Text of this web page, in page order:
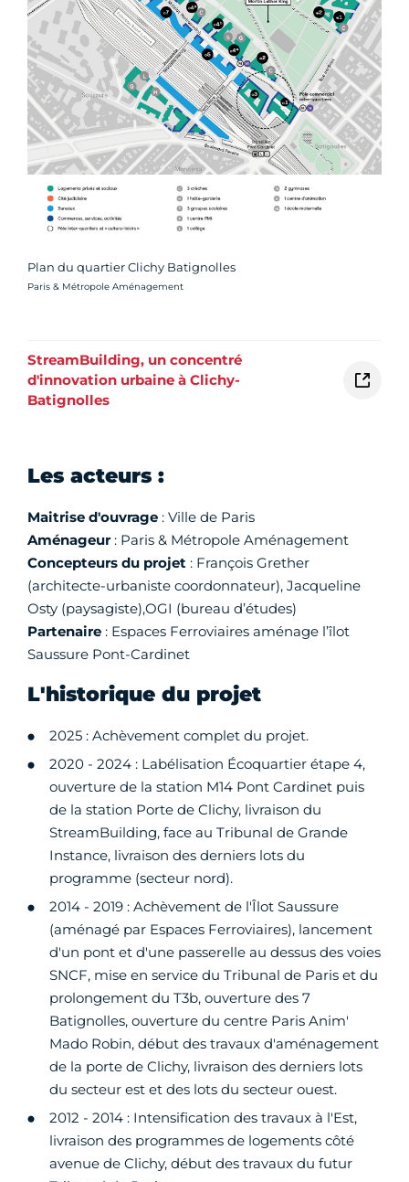
Plan du quartier Clichy Batignolles
Crédit photo :
Paris & Métropole Aménagement
StreamBuilding, un concentré
d'innovation urbaine à Clichy-
Batignolles
Les acteurs :
Maitrise d'ouvrage : Ville de Paris
Aménageur : Paris & Métropole Aménagement
Concepteurs du projet : François Grether
(architecte-urbaniste coordonnateur), Jacqueline
Osty (paysagiste),OGI (bureau d’études)
Partenaire : Espaces Ferroviaires aménage l’îlot
Saussure Pont-Cardinet
L'historique du projet
2025 : Achèvement complet du projet.
2020 - 2024 : Labélisation Écoquartier étape 4,
ouverture de la station M14 Pont Cardinet puis
de la station Porte de Clichy, livraison du
StreamBuilding, face au Tribunal de Grande
Instance, livraison des derniers lots du
programme (secteur nord).
2014 - 2019 : Achèvement de l'Îlot Saussure
(aménagé par Espaces Ferroviaires), lancement
d'un pont et d'une passerelle au dessus des voies
SNCF, mise en service du Tribunal de Paris et du
prolongement du T3b, ouverture des 7
Batignolles, ouverture du centre Paris Anim'
Mado Robin, début des travaux d'aménagement
de la porte de Clichy, livraison des derniers lots
du secteur est et des lots du secteur ouest.
2012 - 2014 : Intensification des travaux à l'Est,
livraison des programmes de logements côté
avenue de Clichy, début des travaux du futur